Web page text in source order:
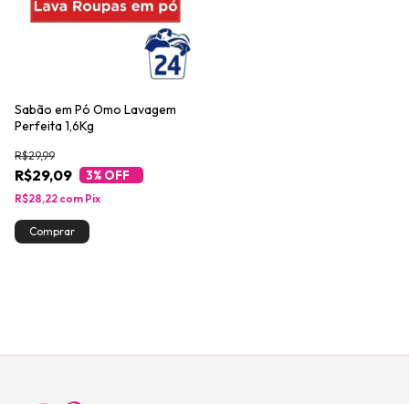
Sabão em Pó Omo Lavagem
Perfeita 1,6Kg
R$29,09
R$29,99
3% OFF
R$28,22 com Pix